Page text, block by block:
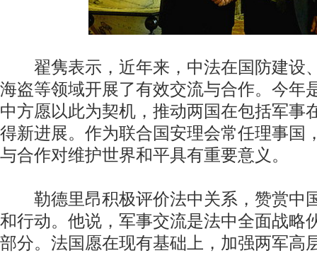
翟隽表示，近年来，中法在国防建设
海盗等领域开展了有效交流与合作。今年
中方愿以此为契机，推动两国在包括军事
得新进展。作为联合国安理会常任理事国
与合作对维护世界和平具有重要意义。
勒德里昂积极评价法中关系，赞赏中
和行动。他说，军事交流是法中全面战略
部分。法国愿在现有基础上，加强两军高